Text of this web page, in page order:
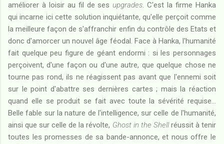
améliorer à loisir au fil de sesupgrades. C'est la firme Hanka
qui incarne ici cette solution inquiétante, qu'elle perçoit comme
la meilleure façon de s'affranchir enfin du contrôle des Etats et
donc d'amorcer un nouvel âge féodal. Face à Hanka, l'humanité
fait quelque peu figure de géant endormi : si les personnages
perçoivent, d'une façon ou d'une autre, que quelque chose ne
tourne pas rond, ils ne réagissent pas avant que l'ennemi soit
sur le point d'abattre ses dernières cartes ; mais la réaction
quand elle se produit se fait avec toute la sévérité requise...
Belle fable sur la nature de l'intelligence, sur celle de l'humanité,
ainsi que sur celle de la révolte, Ghost in the Shellréussit à tenir
toutes les promesses de sa bande-annonce, et nous offre le